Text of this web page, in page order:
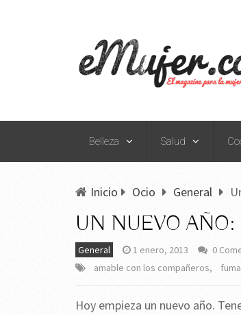
Belleza Salud
Inicio Ocio General
UN NUEVO
General 1 enero, 2013
0
amable con los compañeros,
Hoy empieza un nuevo año.